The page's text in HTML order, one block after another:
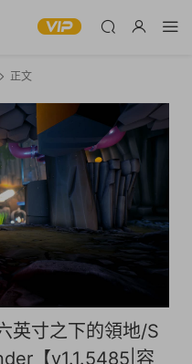
正文
英寸之下的領地/S
【v1.1.5485|容